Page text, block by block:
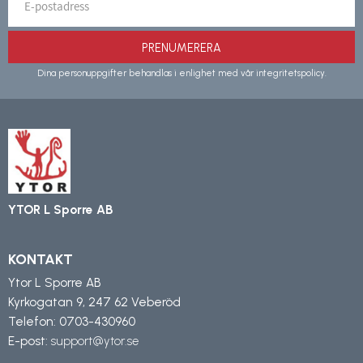
PRENUMERERA
Dina personuppgifter behandlas i enlighet med vår integritetspolicy.
YTOR L Sporre AB
KONTAKT
Ytor L Sporre AB
Kyrkogatan 9, 247 62 Veberöd
Telefon: 0703-430960
E-post: support@ytor.se